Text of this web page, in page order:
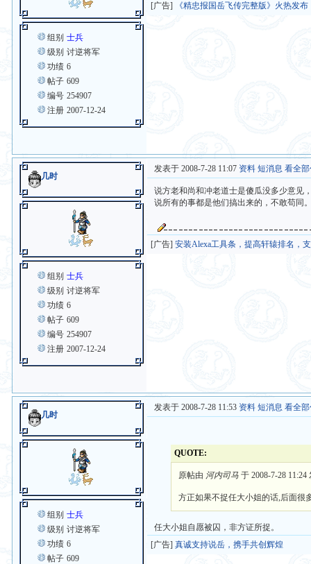
组别 士兵
级别 讨逆将军
功绩 6
帖子 609
编号 254907
注册 2007-12-24
[广告] 《精忠报国岳飞传完整版》火热发布
几时
组别 士兵
级别 讨逆将军
功绩 6
帖子 609
编号 254907
注册 2007-12-24
发表于 2008-7-28 11:07 资料 短消息 看全
说方老和尚和冲老道士是傻瓜没多少意见
说所有的事都是他们搞出来的，不敢苟同
[广告]安装Alexa工具条，提高轩辕排名，
几时
组别 士兵
级别 讨逆将军
功绩 6
帖子 609
发表于 2008-7-28 11:53 资料 短消息 看全
QUOTE:
原帖由 河内司马 于 2008-7-28 11:24
方正如果不捉任大小姐的话,后面很
任大小姐自愿被囚，非方证所捉。
[广告]真诚支持说岳，携手共创辉煌